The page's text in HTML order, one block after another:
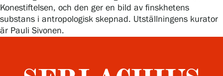
Restaurang Gösta
Serlachius Konstbastu
Konestiftelsen, och den ger en bild av finskhetens
substans i antropologisk skepnad. Utställningens kurator
är Pauli Sivonen.